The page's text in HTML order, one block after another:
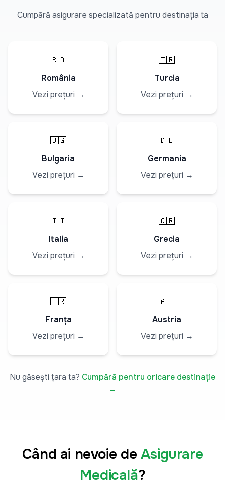
Cumpără asigurare specializată pentru destinația ta
🇷🇴
România
Vezi prețuri →
🇹🇷
Turcia
Vezi prețuri →
🇧🇬
Bulgaria
Vezi prețuri →
🇩🇪
Germania
Vezi prețuri →
🇮🇹
Italia
Vezi prețuri →
🇬🇷
Grecia
Vezi prețuri →
🇫🇷
Franța
Vezi prețuri →
🇦🇹
Austria
Vezi prețuri →
Nu găsești țara ta? Cumpără pentru oricare destinație
→
Când ai nevoie de Asigurare
Medicală?